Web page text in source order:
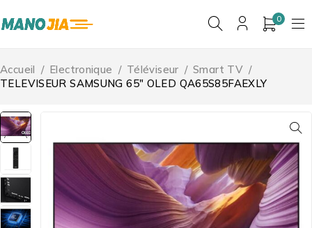
0
Accueil / Electronique / Téléviseur / Smart TV /
TELEVISEUR SAMSUNG 65″ OLED QA65S85FAEXLY